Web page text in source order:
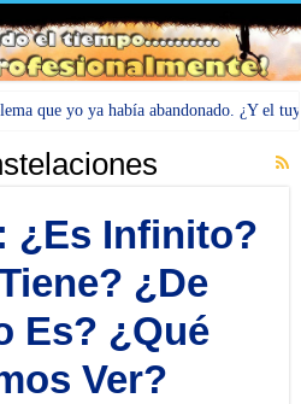
que yo ya había abandonado. ¿Y el
¿Es Infinito?
¿De
Es? ¿Qué
Ver?